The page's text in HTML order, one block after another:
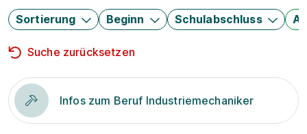
Sortierung Beginn Schulabschluss
Suche zurücksetzen
Infos zum Beruf Industriemechaniker